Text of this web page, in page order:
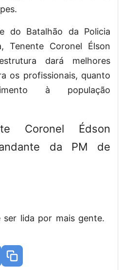
do Batalhão da Policia
Tenente Coronel Élson
dará melhores
os profissionais, quanto
à população
Coronel Édson
da PM de
ser lida por mais gente.